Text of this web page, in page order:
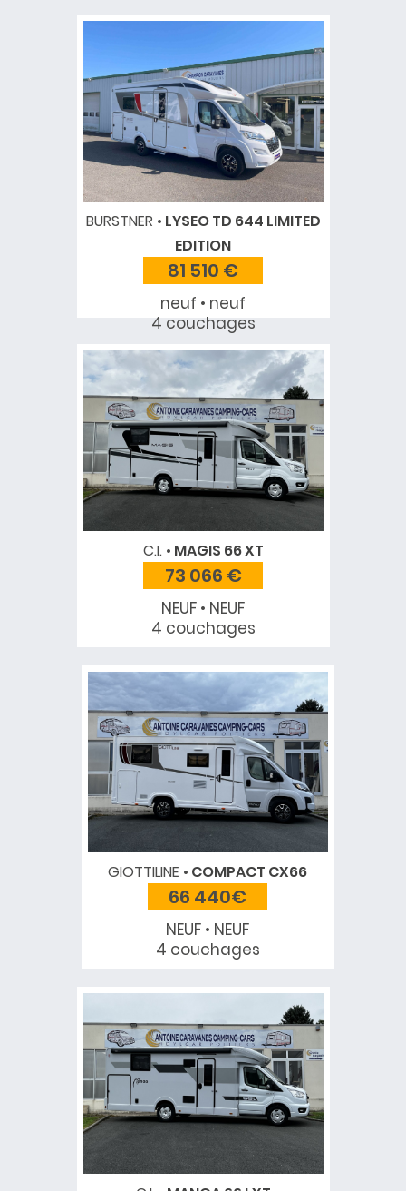
BURSTNER
LYSEO TD 644 LIMITED
EDITION
81 510 €
neuf • neuf
4 couchages
C.I. MAGIS 66 XT
73 066 €
NEUF • NEUF
4 couchages
GIOTTILINE COMPACT CX66
66 440€
NEUF • NEUF
4 couchages